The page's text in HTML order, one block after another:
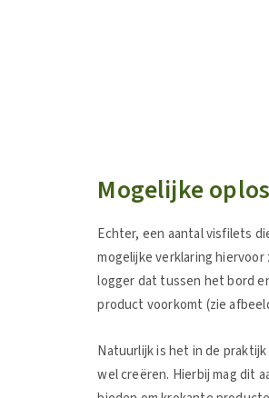
Mogelijke
Echter, een aantal visfilets
mogelijke verklaring
logger dat tussen het bord
product voorkomt (zie
Natuurlijk is het in de
wel creëren. Hierbij mag dit